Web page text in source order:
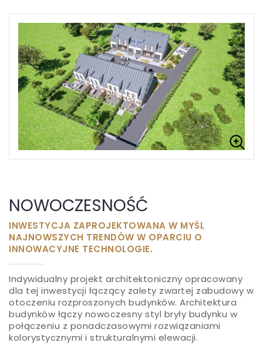
NOWOCZESNOŚĆ
INWESTYCJA ZAPROJEKTOWANA W MYŚL
NAJNOWSZYCH TRENDÓW W OPARCIU O
INNOWACYJNE TECHNOLOGIE.
Indywidualny projekt architektoniczny opracowany
dla tej inwestycji łączący zalety zwartej zabudowy w
otoczeniu rozproszonych budynków. Architektura
budynków łączy nowoczesny styl bryły budynku w
połączeniu z ponadczasowymi rozwiązaniami
kolorystycznymi i strukturalnymi elewacji.